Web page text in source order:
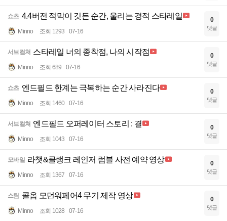
쇼츠 4.4버전 적막이 깃든 순간, 울리는 경적 스타레일
Minno 조회 1293 07-16
0
댓글
서브컬쳐 스타레일 너의 종착점, 나의 시작점
Minno 조회 689 07-16
0
댓글
쇼츠 엔드필드 한계는 극복하는 순간 사라진다
Minno 조회 1460 07-16
0
댓글
서브컬쳐 엔드필드 오퍼레이터 스토리 : 결
Minno 조회 1043 07-16
0
댓글
모바일 라챗&클랭크 레인저 럼블 사전 예약 영상
Minno 조회 1367 07-16
0
댓글
스팀 콜옵 모던워페어4 무기 제작 영상
Minno 조회 1028 07-16
0
댓글